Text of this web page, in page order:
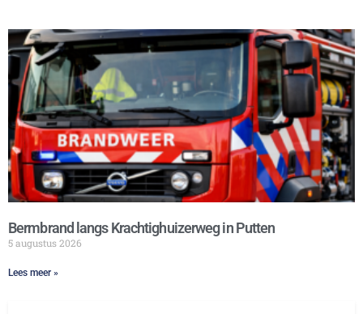
Bermbrand langs Krachtighuizerweg in Putten
5 augustus 2026
Lees meer »